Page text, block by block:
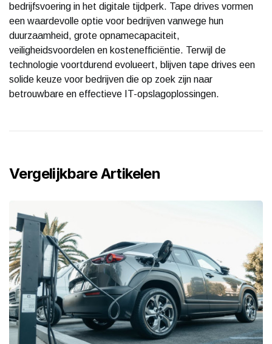
bedrijfsvoering in het digitale tijdperk. Tape drives vormen
een waardevolle optie voor bedrijven vanwege hun
duurzaamheid, grote opnamecapaciteit,
veiligheidsvoordelen en kostenefficiëntie. Terwijl de
technologie voortdurend evolueert, blijven tape drives een
solide keuze voor bedrijven die op zoek zijn naar
betrouwbare en effectieve IT-opslagoplossingen.
Vergelijkbare Artikelen